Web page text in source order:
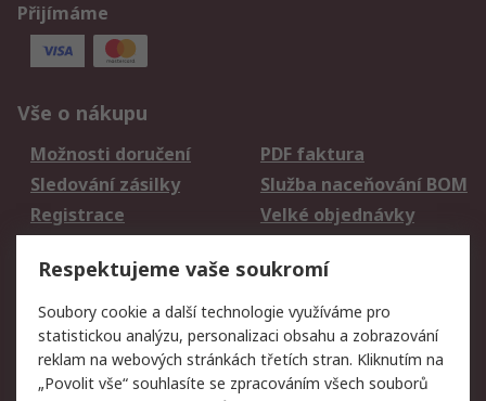
Přijímáme
Vše o nákupu
Možnosti doručení
PDF faktura
Sledování zásilky
Služba naceňování BOM
Registrace
Velké objednávky
Právní
Autorská práva
Obchodní podmínky
společnosti RS
Respektujeme vaše soukromí
Soubory cookie a další technologie využíváme pro
statistickou analýzu, personalizaci obsahu a zobrazování
reklam na webových stránkách třetích stran. Kliknutím na
„Povolit vše“ souhlasíte se zpracováním všech souborů